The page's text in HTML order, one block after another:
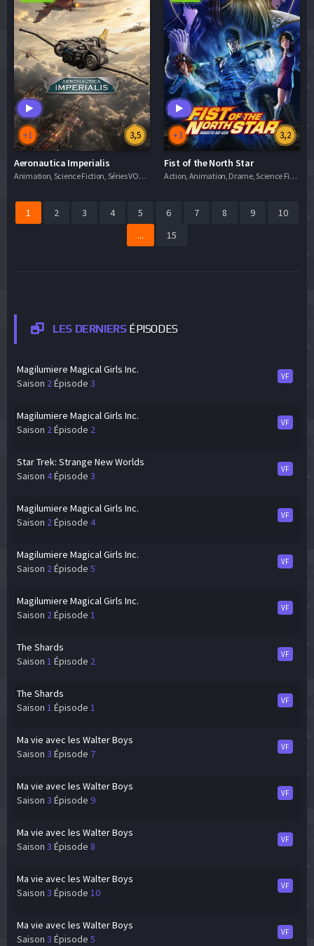
LES DERNIERS ÉPISODES
Magilumiere Magical Girls Inc.
Saison 2 Épisode 3
VF
Magilumiere Magical Girls Inc.
Saison 2 Épisode 2
VF
Star Trek: Strange New Worlds
Saison 4Épisode 3
VF
Magilumiere Magical Girls Inc.
Saison 2 Épisode 4
VF
Magilumiere Magical Girls Inc.
Saison 2 Épisode 5
VF
Magilumiere Magical Girls Inc.
Saison 2 Épisode 1
VF
The Shards
Saison 1 Épisode 2
VF
The Shards
Saison 1 Épisode 1
VF
Ma vie avec les Walter Boys
Saison 3 Épisode 7
VF
Ma vie avec les Walter Boys
Saison 3 Épisode 9
VF
Ma vie avec les Walter Boys
Saison 3 Épisode 8
VF
Ma vie avec les Walter Boys
Saison 3 Épisode 10
VF
Ma vie avec les Walter Boys
Saison 3 Épisode 5
VF
3,5
+1
Aeronautica Imperialis
Animation, Science Fiction, Séries VOSTFR
3,2
+3
Fist of the North Star
Action, Animation, Drame, Science Fiction, Séries VF
1 2 3 4 5 6 7 8 9
10
...
15